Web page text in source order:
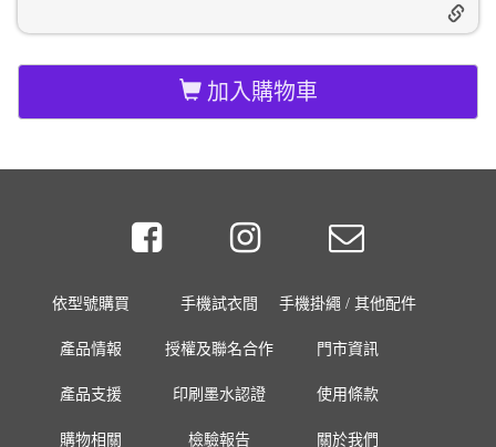
加入購物車
依型號購買 手機試衣間 手機掛繩 / 其他配件
產品情報 授權及聯名合作 門市資訊
產品支援 印刷墨水認證 使用條款
購物相關 檢驗報告 關於我們